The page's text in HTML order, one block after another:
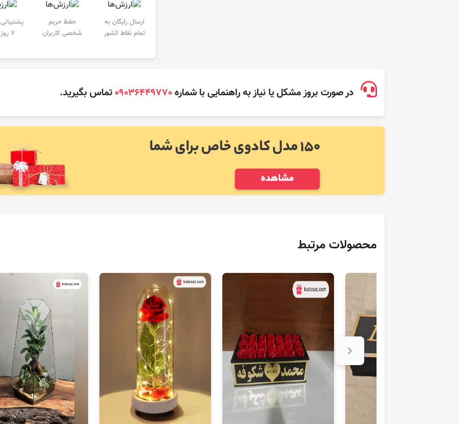
ارسال رایگان به
تمام نقاط کشور
حفظ حریم
شخصی کاربران
۷ روز هفته
در صورت بروز مشکل یا نیاز به راهنمایی با شماره09036449770 تماس بگیرید.
محصولات مرتبط